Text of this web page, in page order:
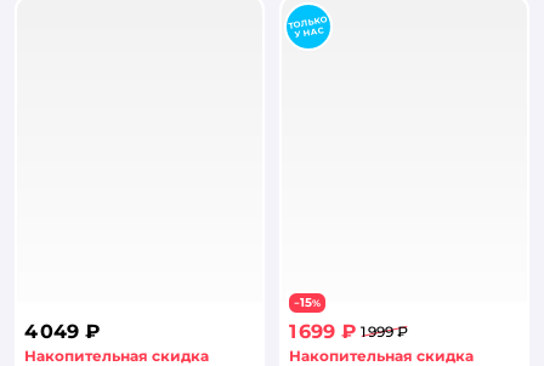
4 049 ₽
Накопительная скидка
−15%
1 699 ₽ 1 999 ₽
Накопительная скидка